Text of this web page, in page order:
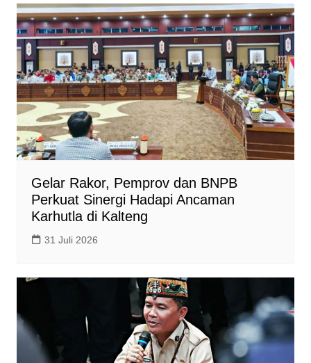
A
p
p
o
o
k
i
n
k
Gelar Rakor, Pemprov dan BNPB
Perkuat Sinergi Hadapi Ancaman
Karhutla di Kalteng
31 Juli 2026